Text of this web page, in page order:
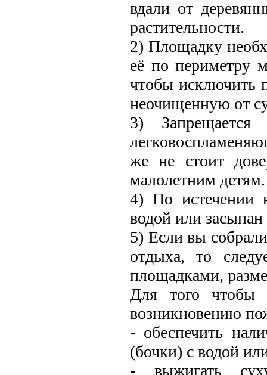
вдали от
растительности.
2) Площадку
её по периметру
чтобы исключить
неочищенную от
3) Запрещается
же не стоит
малолетним детям.
4) По истечении
водой или засыпан
5) Если вы
отдыха, то
площадками,
Для того чтобы
возникновению
- обеспечить
(бочки) с водой
- выжигать